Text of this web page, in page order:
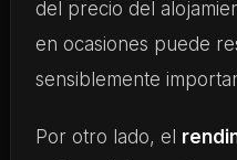
del precio del
en ocasiones puede
sensiblemente
Por otro lado, el